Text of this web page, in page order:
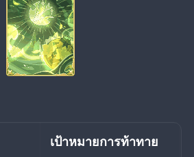
เป้าหมายการท้าทาย